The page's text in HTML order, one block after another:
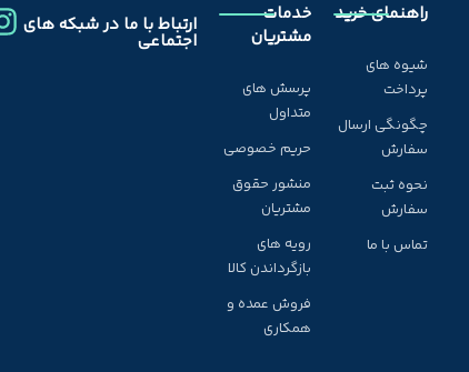
راهنمای خرید
شیوه های
پرداخت
چگونگی ارسال
سفارش
نحوه ثبت
سفارش
تماس با ما
خدمات
مشتریان
پرسش های
متداول
حریم خصوصی
منشور حقوق
مشتریان
رویه های
بازگرداندن کالا
فروش عمده و
همکاری
ارتباط با ما در شبکه های
اجتماعی